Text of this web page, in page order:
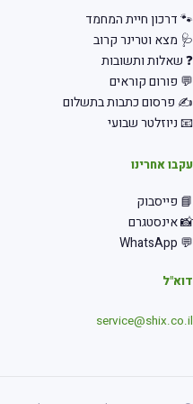
דרכון חיית המחמד
מצא וטרינר קרוב
שאלות ותשובות
פורום קוראים
פרסום כתבות בתשלום
ניוזלטר שבועי
אחרינו
פייסבוק
אינסטגרם
💬